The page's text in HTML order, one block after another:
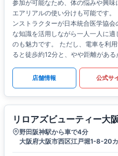
参加が可能なため、体の悩みや興味
エアリアルの使い分けも可能です
ンストラクターが日本統合医学協
な知識を活用しながら一人一人に
のも魅力です。 ただし、電車を利
ると徒歩約12分と、やや距離がある
店舗情報 公式サ
リロアズビューティー大
野田阪神駅から車で4分
大阪府大阪市西区江戸堀1-8-20